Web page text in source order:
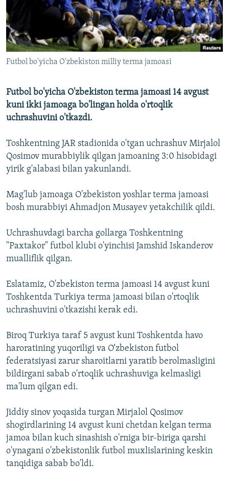
Futbol bo'yicha O'zbekiston milliy terma jamoasi
Futbol bo'yicha O'zbekiston terma jamoasi 14 avgust
kuni ikki jamoaga bo'lingan holda o'rtoqlik
uchrashuvini o'tkazdi.
Toshkentning JAR stadionida o'tgan uchrashuv Mirjalol
Qosimov murabbiylik qilgan jamoaning 3:0 hisobidagi
yirik g'alabasi bilan yakunlandi.
Mag'lub jamoaga O'zbekiston yoshlar terma jamoasi
bosh murabbiyi Ahmadjon Musayev yetakchilik qildi.
Uchrashuvdagi barcha gollarga Toshkentning
"Paxtakor" futbol klubi o'yinchisi Jamshid Iskanderov
mualliflik qilgan.
Eslatamiz, O'zbekiston terma jamoasi 14 avgust kuni
Toshkentda Turkiya terma jamoasi bilan o'rtoqlik
uchrashuvini o'tkazishi kerak edi.
Biroq Turkiya taraf 5 avgust kuni Toshkentda havo
haroratining yuqoriligi va O‘zbekiston futbol
federatsiyasi zarur sharoitlarni yaratib berolmasligini
bildirgani sabab o'rtoqlik uchrashuviga kelmasligi
ma'lum qilgan edi.
Jiddiy sinov yoqasida turgan Mirjalol Qosimov
shogirdlarining 14 avgust kuni chetdan kelgan terma
jamoa bilan kuch sinashish o'rniga bir-biriga qarshi
o'ynagani o'zbekistonlik futbol muxlislarining keskin
tanqidiga sabab bo'ldi.